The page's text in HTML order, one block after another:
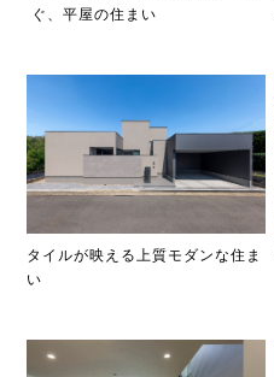
ぐ、平屋の住まい
タイルが映える上質モダンな住ま
い